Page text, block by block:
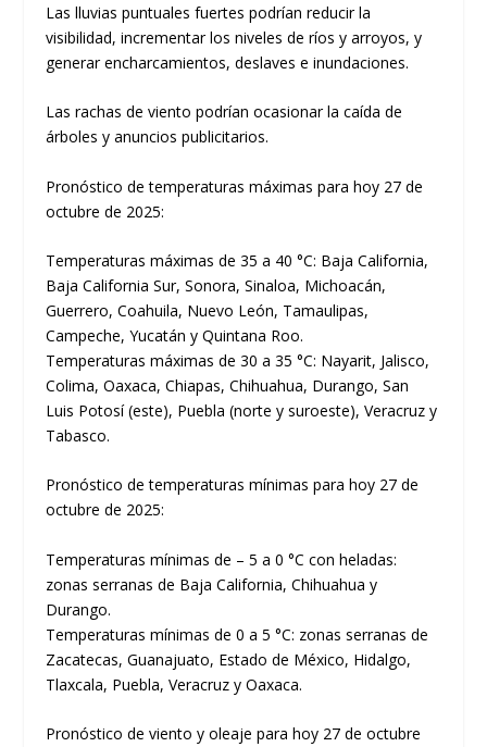
Las lluvias puntuales fuertes podrían reducir la
visibilidad, incrementar los niveles de ríos y arroyos, y
generar encharcamientos, deslaves e inundaciones.
Las rachas de viento podrían ocasionar la caída de
árboles y anuncios publicitarios.
Pronóstico de temperaturas máximas para hoy 27 de
octubre de 2025:
Temperaturas máximas de 35 a 40 °C: Baja California,
Baja California Sur, Sonora, Sinaloa, Michoacán,
Guerrero, Coahuila, Nuevo León, Tamaulipas,
Campeche, Yucatán y Quintana Roo.
Temperaturas máximas de 30 a 35 °C: Nayarit, Jalisco,
Colima, Oaxaca, Chiapas, Chihuahua, Durango, San
Luis Potosí (este), Puebla (norte y suroeste), Veracruz y
Tabasco.
Pronóstico de temperaturas mínimas para hoy 27 de
octubre de 2025:
Temperaturas mínimas de – 5 a 0 °C con heladas:
zonas serranas de Baja California, Chihuahua y
Durango.
Temperaturas mínimas de 0 a 5 °C: zonas serranas de
Zacatecas, Guanajuato, Estado de México, Hidalgo,
Tlaxcala, Puebla, Veracruz y Oaxaca.
Pronóstico de viento y oleaje para hoy 27 de octubre